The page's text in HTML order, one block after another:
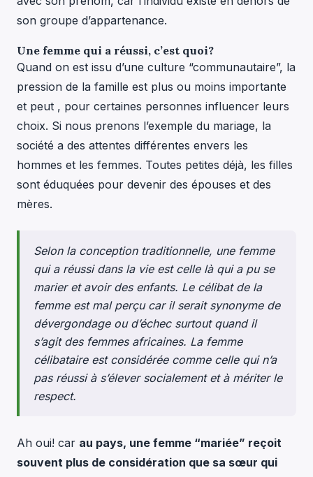
son groupe d’appartenance.
Une femme qui a réussi, c’est quoi?
Quand on est issu d’une culture “communautaire”, la
pression de la famille est plus ou moins importante
et peut , pour certaines personnes influencer leurs
choix. Si nous prenons l’exemple du mariage, la
société a des attentes différentes envers les
hommes et les femmes. Toutes petites déjà, les filles
sont éduquées pour devenir des épouses et des
mères.
Selon la conception traditionnelle, une femme
qui a réussi dans la vie est celle là qui a pu se
marier et avoir des enfants. Le célibat de la
femme est mal perçu car il serait synonyme de
dévergondage ou d’échec surtout quand il
s’agit des femmes africaines. La femme
célibataire est considérée comme celle qui n’a
pas réussi à s’élever socialement et à mériter le
respect.
Ah oui! car au pays, une femme “mariée” reçoit
souvent plus de considération que sa sœur qui